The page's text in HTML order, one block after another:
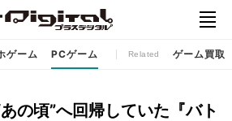
ゲーム PCゲーム Related ゲーム買取
の頃”へ回帰していた『バト